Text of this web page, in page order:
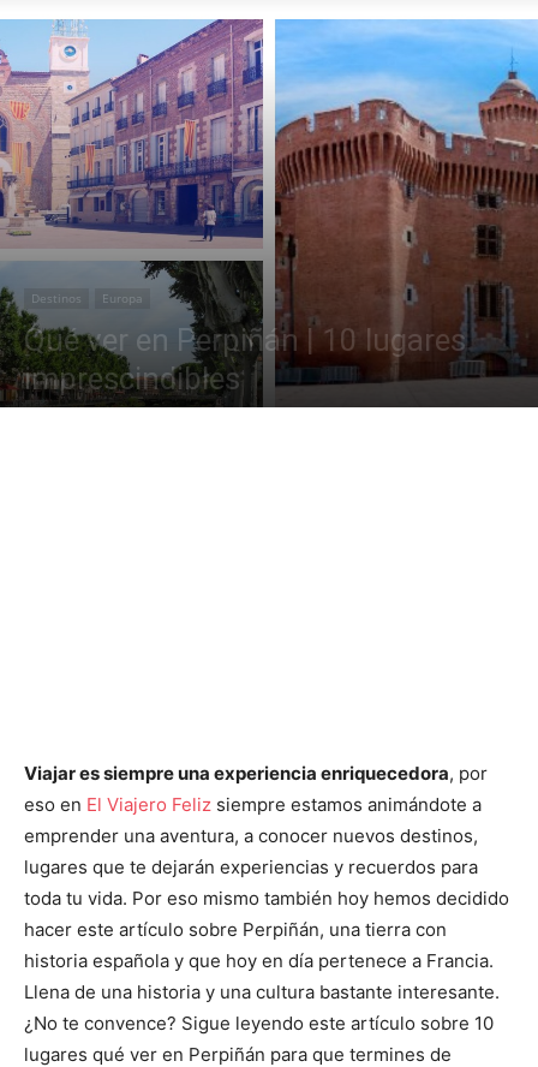
Destinos Europa
Qué ver en Perpiñán | 10 lugares
imprescindibles
Viajar es siempre una experiencia enriquecedora, por
eso en El Viajero Feliz siempre estamos animándote a
emprender una aventura, a conocer nuevos destinos,
lugares que te dejarán experiencias y recuerdos para
toda tu vida. Por eso mismo también hoy hemos decidido
hacer este artículo sobre Perpiñán, una tierra con
historia española y que hoy en día pertenece a Francia.
Llena de una historia y una cultura bastante interesante.
¿No te convence? Sigue leyendo este artículo sobre 10
lugares qué ver en Perpiñán para que termines de